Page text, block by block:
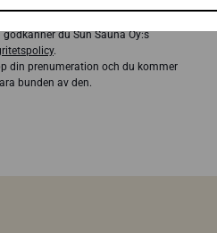
du Sun Sauna Oy:s
.
din prenumeration och du kommer
bunden av den.